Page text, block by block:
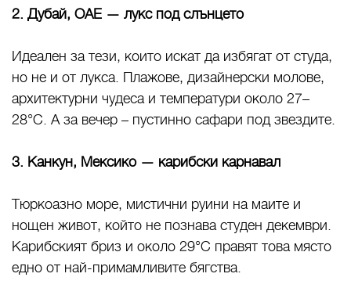
2. Дубай, ОАЕ — лукс под слънцето
Идеален за тези, които искат да избягат от студа,
но не и от лукса. Плажове, дизайнерски молове,
архитектурни чудеса и температури около 27–
28°C. А за вечер – пустинно сафари под звездите.
3. Канкун, Мексико — карибски карнавал
Тюркоазно море, мистични руини на маите и
нощен живот, който не познава студен декември.
Карибският бриз и около 29°C правят това място
едно от най-примамливите бягства.